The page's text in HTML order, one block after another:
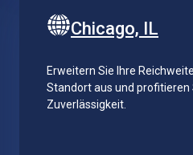
Chicago, IL
Erweitern Sie Ihre
Standort aus und profitieren
Zuverlässigkeit.